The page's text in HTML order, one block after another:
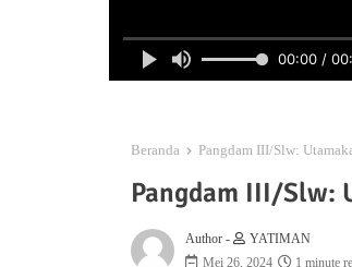
00:00 /
Beranda Pangdam III/Slw:
Pangdam III/Slw:
Author -
YATIMAN
Mei 26, 2024
1 minute